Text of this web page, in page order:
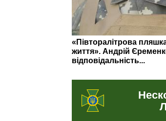
На що витратили понад
у Сіверськодонецькій